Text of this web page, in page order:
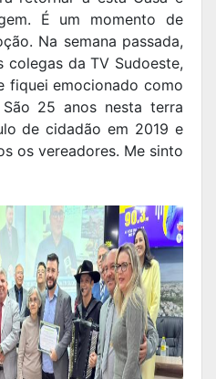
É um momento de
Na semana passada,
colegas da TV Sudoeste,
fiquei emocionado como
25 anos nesta terra
de cidadão em 2019 e
os vereadores. Me sinto